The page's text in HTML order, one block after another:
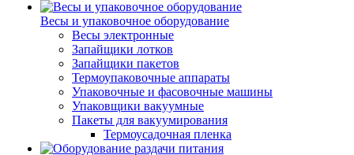
Весы и упаковочное оборудование
Весы электронные
Запайщики лотков
Запайщики пакетов
Термоупаковочные аппараты
Упаковочные и фасовочные машины
Упаковщики вакуумные
Пакеты для вакуумирования
Термоусадочная пленка